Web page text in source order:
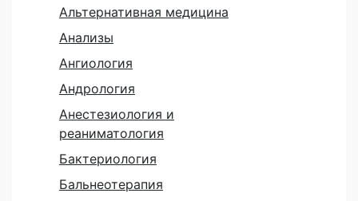
Альтернативная медицина
Анализы
Ангиология
Андрология
Анестезиология и
реаниматология
Бактериология
Бальнеотерапия